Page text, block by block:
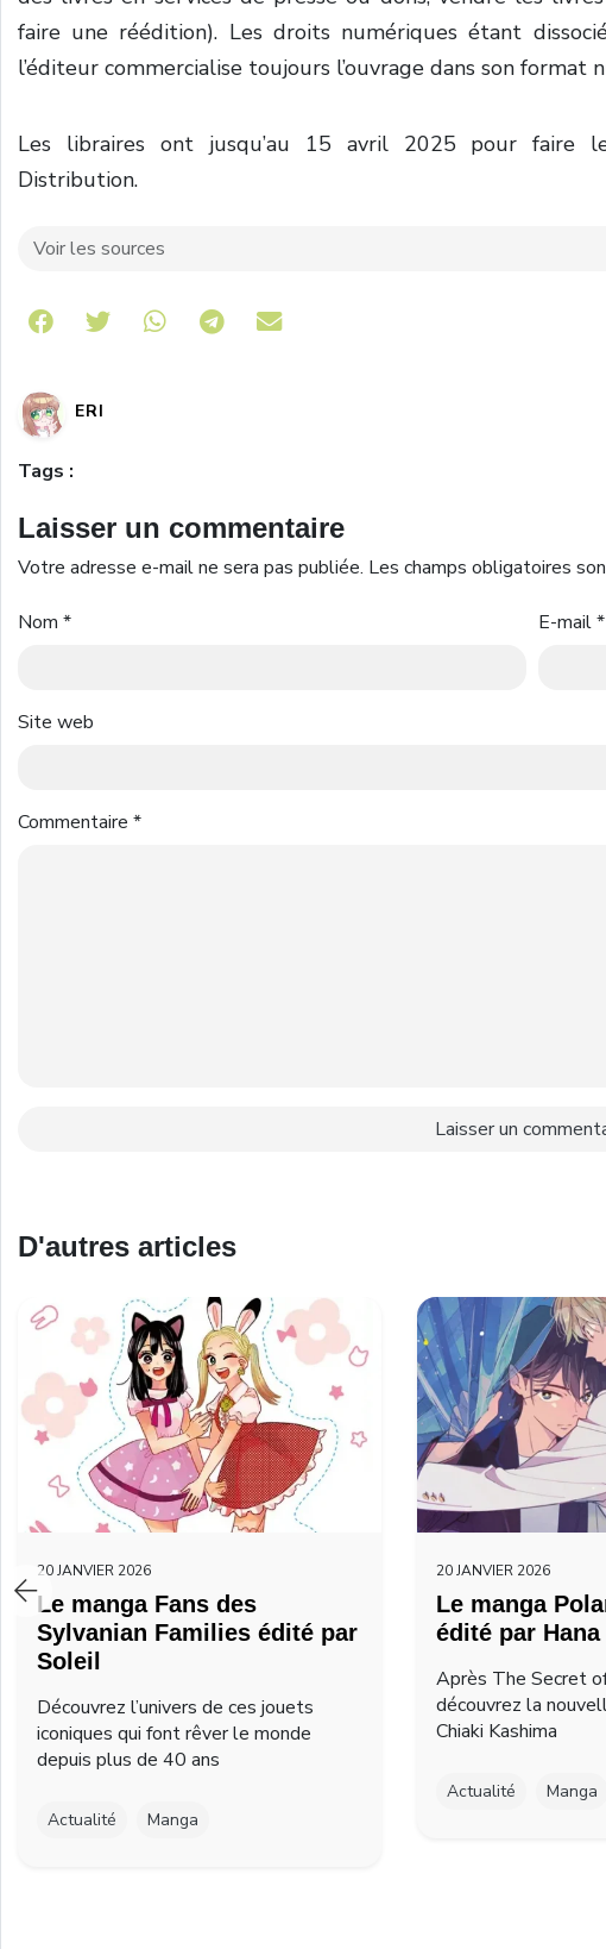
faire une réédition). Les droits numériques étant
l’éditeur commercialise toujours l’ouvrage dans son format
Les libraires ont jusqu’au 15 avril 2025 pour faire
Distribution.
Voir les sources
Share on Telegram
ERI
Tags :
Laisser un commentaire
Votre adresse e-mail ne sera pas publiée. Les champs obligatoires
Nom * E-mail*
Site web
Commentaire *
D'autres articles
20 JANVIER 2026
Le manga Fans des
Sylvanian Families édité par
Soleil
Découvrez l’univers de ces jouets
iconiques qui font rêver le monde
depuis plus de 40 ans
Actualité Manga
20 JANVIER 2026
Le manga
édité par Hana
Après The Secret
découvrez la
Chiaki Kashima
Actualité Manga